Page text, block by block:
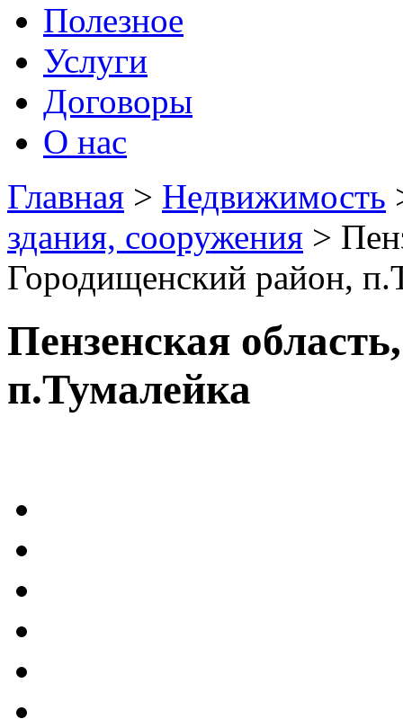
Полезное
Услуги
Договоры
О нас
Главная > Недвижимость
здания, сооружения >
Городищенский район,
Пензенская
п.Тумалейка